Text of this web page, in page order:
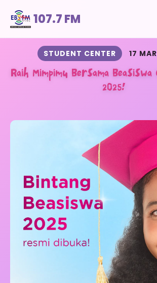
107.7 FM
STUDENT CENTER 17
Raih Mimpimu Bersama
2025!